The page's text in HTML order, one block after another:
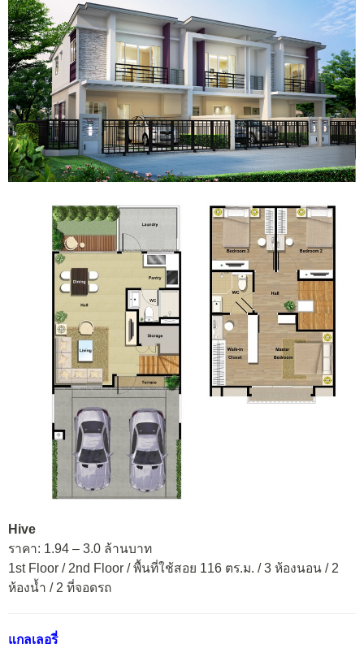
Hive
ราคา: 1.94 – 3.0 ล้านบาท
1st Floor / 2nd Floor / พื้นที่ใช้สอย 116 ตร.ม. / 3 ห้องนอน / 2
ห้องน้ำ / 2 ที่จอดรถ
แกลเลอรี่